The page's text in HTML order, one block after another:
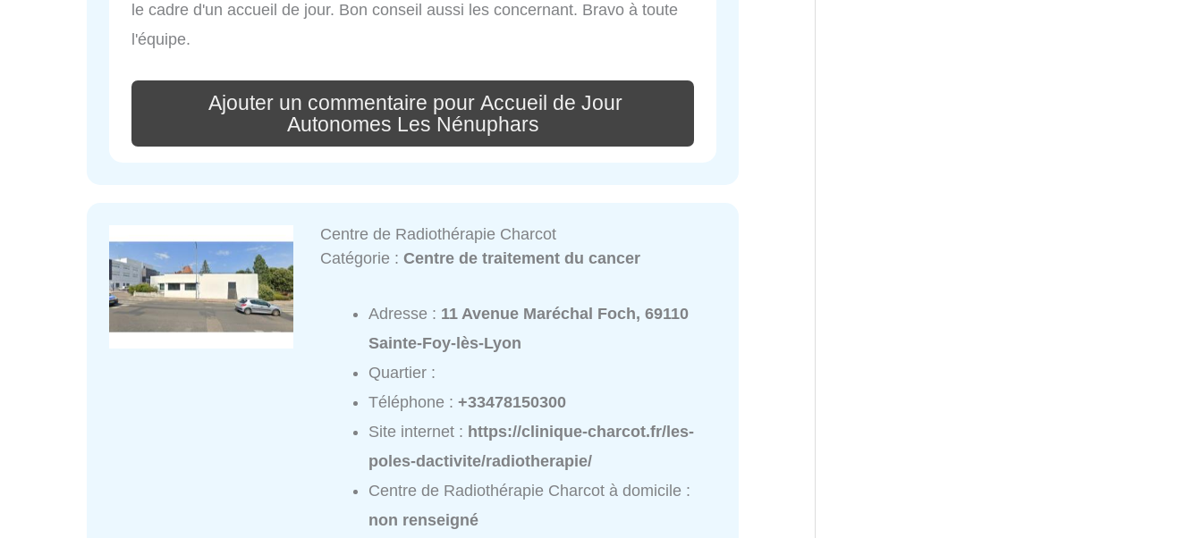
le cadre d'un accueil de jour. Bon conseil aussi les concernant. Bravo à toute
l'équipe.
Ajouter un commentaire pour Accueil de Jour
Autonomes Les Nénuphars
Centre de Radiothérapie Charcot
Catégorie :Centre de traitement du cancer
Adresse : 11 Avenue Maréchal Foch, 69110
Sainte-Foy-lès-Lyon
Quartier :
Téléphone :+33478150300
Site internet : https://clinique-charcot.fr/les-
poles-dactivite/radiotherapie/
Centre de Radiothérapie Charcot à domicile :
non renseigné